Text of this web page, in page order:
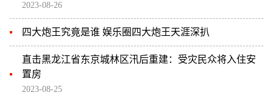
2023-08-26
四大炮王究竟是谁 娱乐圈四大炮王天涯深扒
直击黑龙江省东京城林区汛后重建：受灾民众将入住安
置房
2023-08-25